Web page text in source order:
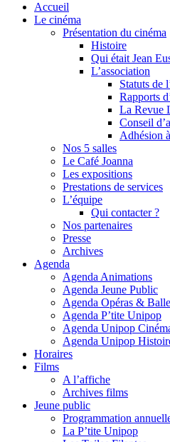
Accueil
Le cinéma
Présentation du cinéma
Histoire
Qui était Jean
L’association
Statuts de
Rapports
La Revue
Conseil
Adhésion
Nos 5 salles
Le Café Joanna
Les expositions
Prestations de services
L’équipe
Qui contacter ?
Nos partenaires
Presse
Archives
Agenda
Agenda Animations
Agenda Jeune Public
Agenda Opéras &
Agenda P’tite Unipop
Agenda Unipop
Agenda Unipop
Horaires
Films
A l’affiche
Archives films
Jeune public
Programmation
La P’tite Unipop